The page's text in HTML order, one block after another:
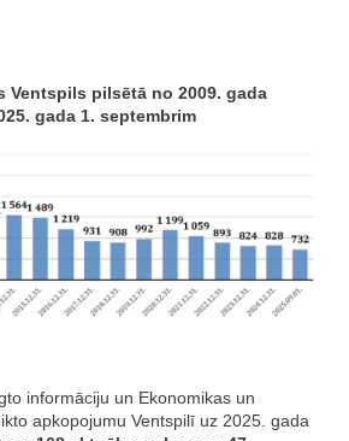
Ventspils pilsētā no 2009. gada
gada 1. septembrim
informāciju un Ekonomikas un
apkopojumu Ventspilī uz 2025. gada